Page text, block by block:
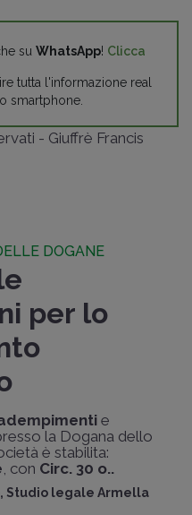
su WhatsApp! Clicca
tutta l'informazione real
smartphone.
- Giuffrè Francis
DOGANE
per lo
e
la Dogana dello
è stabilita:
, con Circ. 30 o..
Studio legale Armella